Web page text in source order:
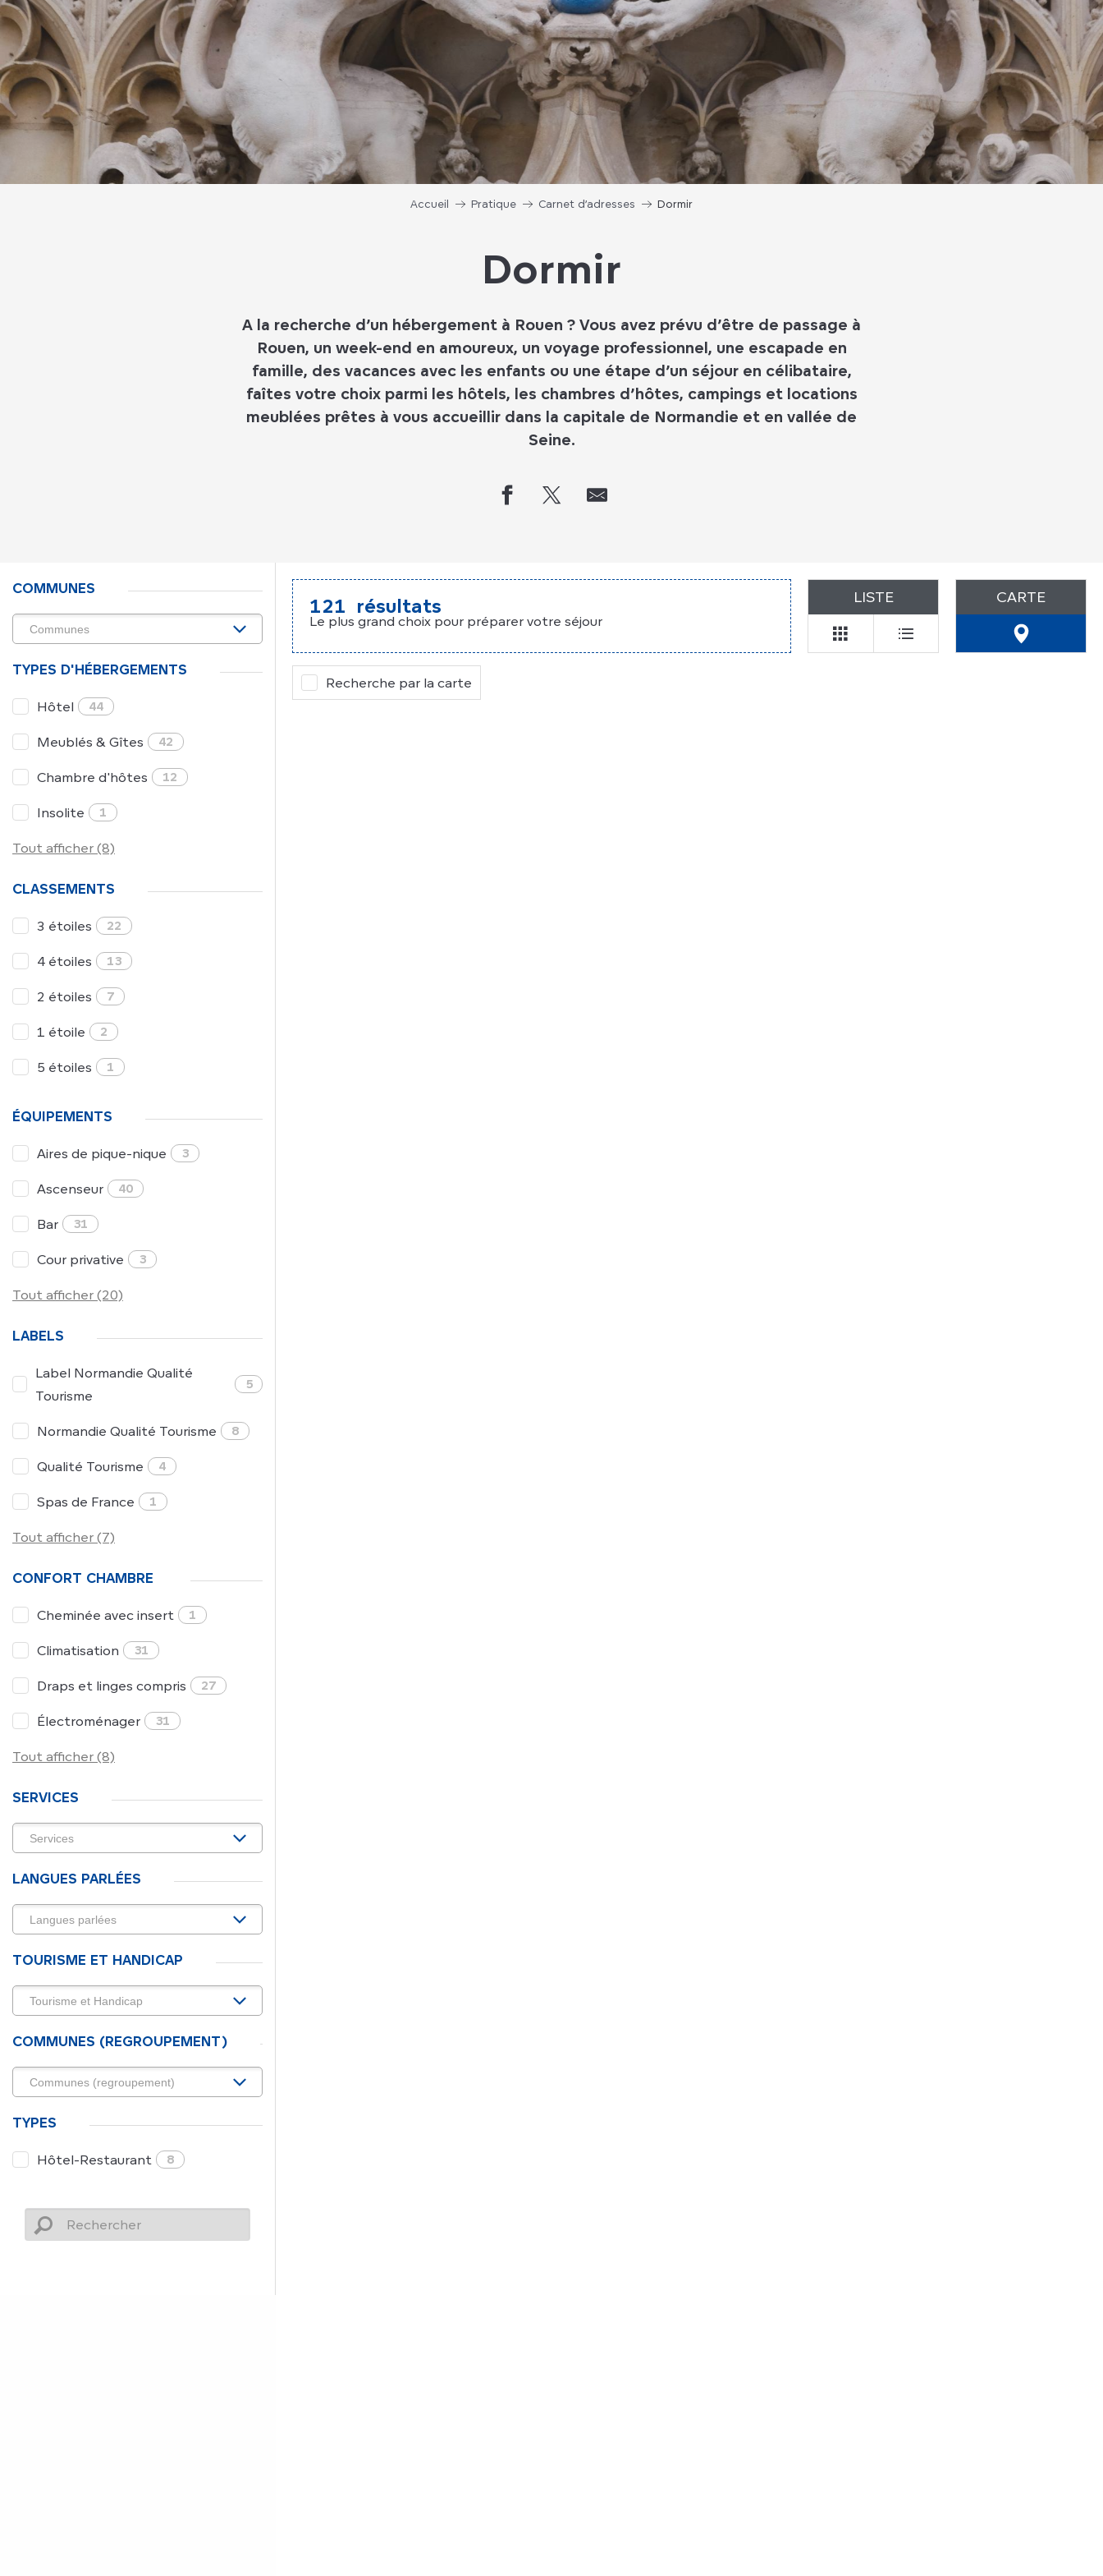
Accueil Pratique Carnet d’adresses Dormir
Dormir
A la recherche d’un hébergement à Rouen ? Vous avez prévu d’être de passage à
Rouen, un week-end en amoureux, un voyage professionnel, une escapade en
famille, des vacances avec les enfants ou une étape d’un séjour en célibataire,
faîtes votre choix parmi les hôtels, les chambres d’hôtes, campings et locations
meublées prêtes à vous accueillir dans la capitale de Normandie et en vallée de
Seine.
COMMUNES
TYPES D'HÉBERGEMENTS
Hôtel 44
Meublés & Gîtes 42
Chambre d'hôtes 12
Insolite 1
Tout afficher (8)
CLASSEMENTS
3 étoiles 22
4 étoiles 13
2 étoiles 7
1 étoile 2
5 étoiles 1
ÉQUIPEMENTS
Aires de pique-nique 3
Ascenseur 40
Bar 31
Cour privative 3
Tout afficher (20)
LABELS
Label Normandie Qualité
Tourisme
5
Normandie Qualité Tourisme 8
Qualité Tourisme 4
Spas de France 1
Tout afficher (7)
CONFORT CHAMBRE
Cheminée avec insert 1
Climatisation 31
Draps et linges compris 27
Électroménager 31
Tout afficher (8)
SERVICES
LANGUES PARLÉES
TOURISME ET HANDICAP
COMMUNES (REGROUPEMENT)
TYPES
Hôtel-Restaurant 8
121 résultats
Le plus grand choix pour préparer votre séjour
LISTE CARTE
Recherche par la carte